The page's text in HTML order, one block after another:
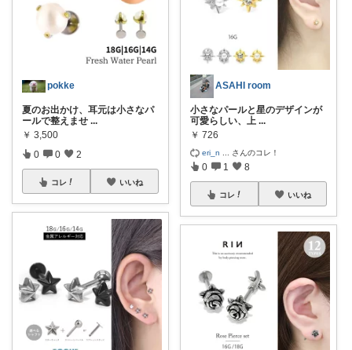
pokke
夏のお出かけ、耳元は小さなパ
ールで整えませ ...
￥ 3,500
0 0 2
コレ いいね
ASAHI room
小さなパールと星のデザインが
可愛らしい、上 ...
￥ 726
eri_n さんのコレ！
0 1 8
コレ いいね